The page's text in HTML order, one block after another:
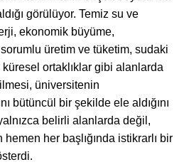
görülüyor. Temiz su ve
ekonomik büyüme,
üretim ve tüketim, sudaki
ortaklıklar gibi alanlarda
üniversitenin
bütüncül bir şekilde ele aldığını
belirli alanlarda değil,
her başlığında istikrarlı bir